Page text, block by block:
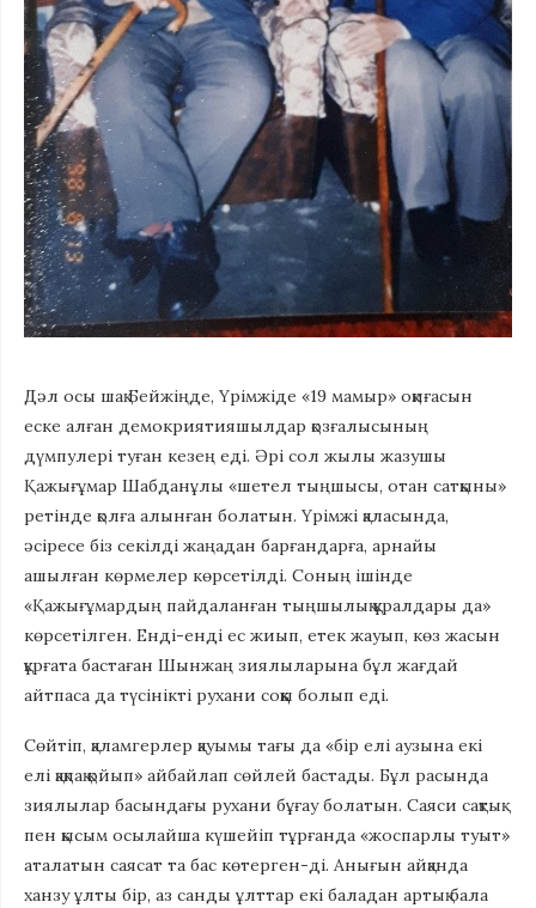
Дәл осы шақ Бейжіңде, Үрімжіде «19 мамыр» оқиғасын
еске алған демокриятияшылдар қозғалысының
дүмпулері туған кезең еді. Әрі сол жылы жазушы
Қажығұмар Шабданұлы «шетел тыңшысы, отан сатқыны»
ретінде қолға алынған болатын. Үрімжі қаласында,
әсіресе біз секілді жаңадан барғандарға, арнайы
ашылған көрмелер көрсетілді. Соның ішінде
«Қажығұмардың пайдаланған тыңшылық құралдары да»
көрсетілген. Енді-енді ес жиып, етек жауып, көз жасын
құрғата бастаған Шынжаң зиялыларына бұл жағдай
айтпаса да түсінікті рухани соққы болып еді.
Сөйтіп, қаламгерлер қауымы тағы да «бір елі аузына екі
елі қақпақ қойып» айбайлап сөйлей бастады. Бұл расында
зиялылар басындағы рухани бұғау болатын. Саяси сақтық
пен қысым осылайша күшейіп тұрғанда «жоспарлы туыт»
аталатын саясат та бас көтерген-ді. Анығын айқанда
ханзу ұлты бір, аз санды ұлттар екі баладан артық бала